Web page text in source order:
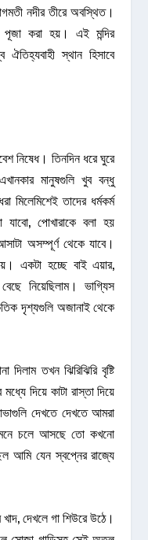
নদীর তীরে অবস্থিত।
পূজা করা হয়। এই মন্দির
স্থান হিসাবে
নিষেধ। তিনদিন ধরে ঘুরে
মানুষগুলি খুব বন্ধু
মিলেমিশেই তাদের ধর্মকর্ম
পোখারাকে বলা হয়
অসম্পূর্ণ থেকে যাবে।
একটা হচ্ছে বাই এয়ার,
নিয়েছিলাম। ভাগ্যিস
দৃশ্যগুলি অজানাই থেকে
দিলাম তখন ঝিরিঝিরি বৃষ্টি
দিয়ে কাটা রাস্তা দিয়ে
দেখতে দেখতে আমরা
চলে আসছে তো কখনো
আমি যেন স্বপ্নের রাজ্যে
দেখলে গা শিউরে উঠে।